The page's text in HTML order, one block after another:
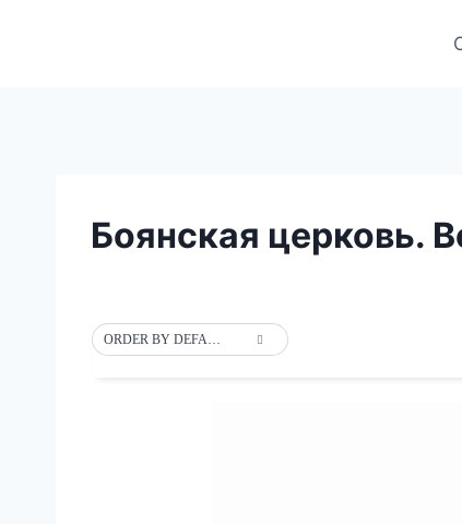
Боянская церковь.
ORDER BY DEFAULT